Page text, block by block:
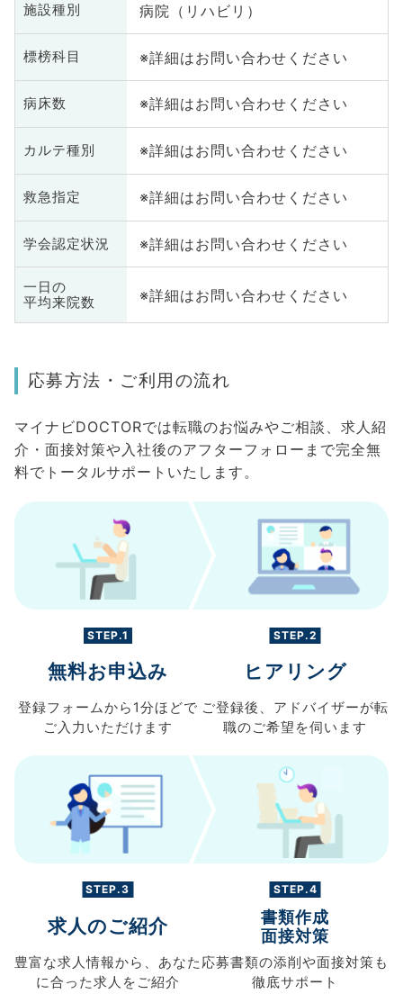
施設種別 病院（リハビリ）
標榜科目 ※詳細はお問い合わせください
病床数 ※詳細はお問い合わせください
カルテ種別 ※詳細はお問い合わせください
救急指定 ※詳細はお問い合わせください
学会認定状況 ※詳細はお問い合わせください
一日の
平均来院数
※詳細はお問い合わせください
応募方法・ご利用の流れ
マイナビDOCTORでは転職のお悩みやご相談、求人紹
介・面接対策や入社後のアフターフォローまで完全無
料でトータルサポートいたします。
STEP.1
無料お申込み
登録フォームから 1分ほどで
ご入力 いただけます
STEP.2
ヒアリング
ご登録後、 アドバイザーが転
職のご希望を伺います
STEP.3
求人のご紹介
豊富な求人情報から、 あなた
に合った求人を ご紹介
STEP.4
書類作成
面接対策
応募書類の添削や面接対策も
徹底サポート